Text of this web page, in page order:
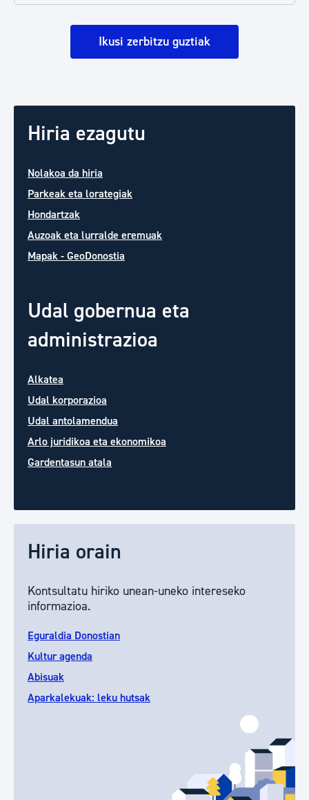
Ikusi zerbitzu guztiak
Hiria ezagutu
Nolakoa da hiria
Parkeak eta lorategiak
Hondartzak
Auzoak eta lurralde eremuak
Mapak - GeoDonostia
Udal gobernua eta
administrazioa
Alkatea
Udal korporazioa
Udal antolamendua
Arlo juridikoa eta ekonomikoa
Gardentasun atala
Hiria orain
Kontsultatu hiriko unean-uneko intereseko
informazioa.
Eguraldia Donostian
Kultur agenda
Abisuak
Aparkalekuak: leku hutsak